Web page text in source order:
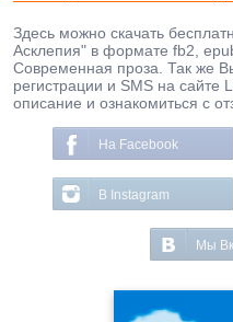
Здесь можно скачать
Асклепия" в формате fb2,
Современная проза. Так же
регистрации и SMS на сайте
описание и ознакомиться с
На Facebook
В Instagram
Мы